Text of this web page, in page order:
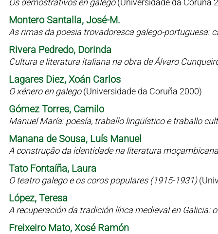
Os demostrativos en galego(Universidade da Coruña
Montero Santalla, José-M.
As rimas da poesia trovadoresca galego-portuguesa:
Rivera Pedredo, Dorinda
Cultura e literatura italiana na obra de Álvaro
Lagares Diez, Xoán Carlos
O xénero en galego(Universidade da Coruña 2000)
Gómez Torres, Camilo
Manuel María: poesía, traballo lingüístico e traballo
Manana de Sousa, Luís Manuel
A construção da identidade na literatura
Tato Fontaíña, Laura
O teatro galego e os coros populares (1915-1931)
López, Teresa
A recuperación da tradición lírica medieval en Galicia:
Freixeiro Mato, Xosé Ramón